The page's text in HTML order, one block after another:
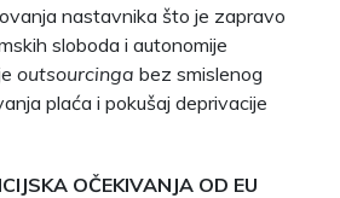
nastavnika što je zapravo
sloboda i autonomije
outsourcinga bez smislenog
plaća i pokušaj deprivacije
OČEKIVANJA OD EU